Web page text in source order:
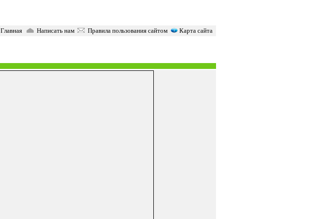
Главная Написать нам Правила пользования сайтом Карта сайта